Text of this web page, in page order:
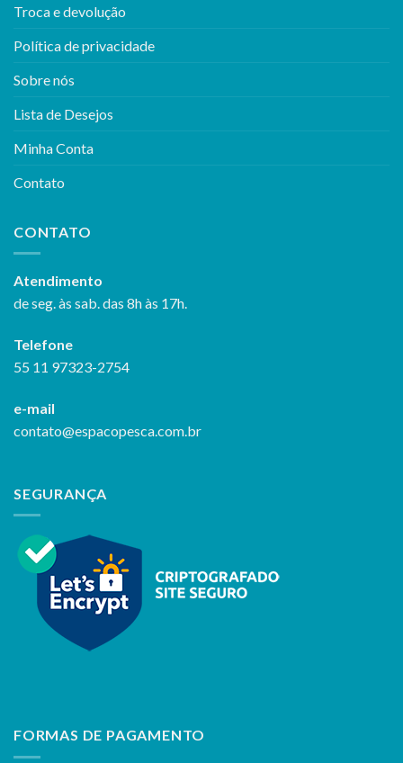
Troca e devolução
Política de privacidade
Sobre nós
Lista de Desejos
Minha Conta
Contato
CONTATO
Atendimento
de seg. às sab. das 8h às 17h.
Telefone
55 11 97323-2754
e-mail
contato@espacopesca.com.br
SEGURANÇA
FORMAS DE PAGAMENTO